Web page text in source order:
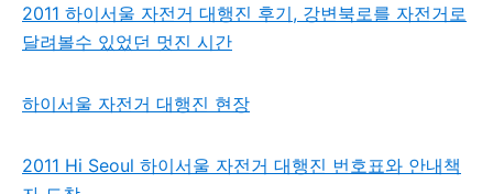
2011 하이서울 자전거 대행진 후기, 강변북로를 자전거로
달려볼수 있었던 멋진 시간
하이서울 자전거 대행진 현장
2011 Hi Seoul 하이서울 자전거 대행진 번호표와 안내책